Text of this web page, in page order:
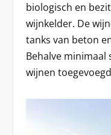
biologisch en
wijnkelder. De
tanks van beton
Behalve
wijnen